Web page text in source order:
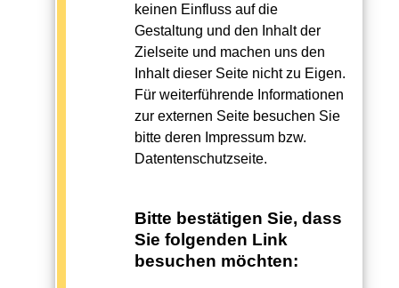
keinen Einfluss auf die
Gestaltung und den Inhalt der
Zielseite und machen uns den
Inhalt dieser Seite nicht zu Eigen.
Für weiterführende Informationen
zur externen Seite besuchen Sie
bitte deren Impressum bzw.
Datentenschutzseite.
Bitte bestätigen Sie, dass
Sie folgenden Link
besuchen möchten: